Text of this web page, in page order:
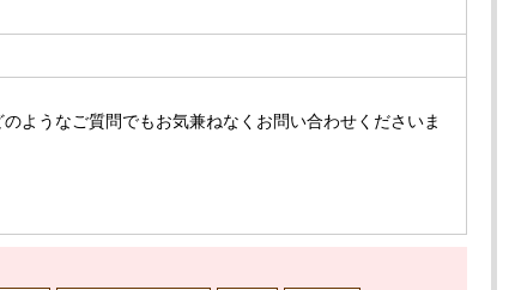
ようなご質問でもお気兼ねなくお問い合わせくださいま